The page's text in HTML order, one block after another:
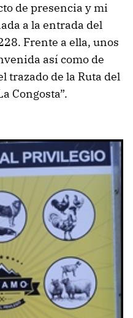
de presencia y mi
a la entrada del
Frente a ella, unos
así como de
trazado de la Ruta del
Congosta”.